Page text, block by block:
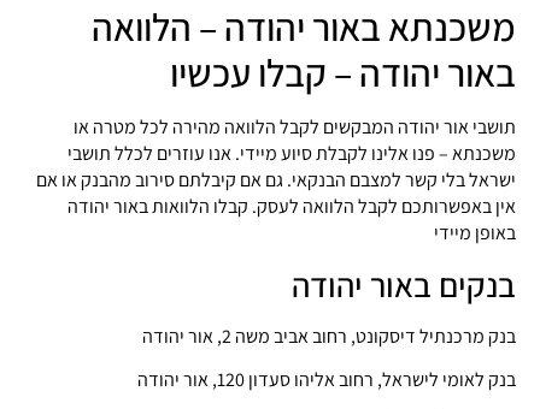
משכנתא באור יהודה – הלוואה
באור יהודה – קבלו עכשיו
תושבי אור יהודה המבקשים לקבל הלוואה מהירה לכל מטרה או
משכנתא – פנו אלינו לקבלת סיוע מיידי. אנו עוזרים לכלל תושבי
ישראל בלי קשר למצבם הבנקאי. גם אם קיבלתם סירוב מהבנק או אם
אין באפשרותכם לקבל הלוואה לעסק. קבלו הלוואות באור יהודה
באופן מיידי
בנקים באור יהודה
בנק מרכנתיל דיסקונט, רחוב אביב משה 2, אור יהודה
בנק לאומי לישראל, רחוב אליהו סעדון 120, אור יהודה